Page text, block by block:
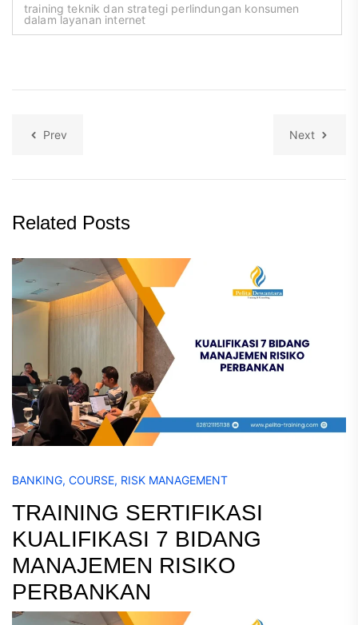
training teknik dan strategi perlindungan konsumen
dalam layanan internet
Prev Next
Related Posts
BANKING, COURSE, RISK MANAGEMENT
TRAINING SERTIFIKASI
KUALIFIKASI 7 BIDANG
MANAJEMEN RISIKO
PERBANKAN